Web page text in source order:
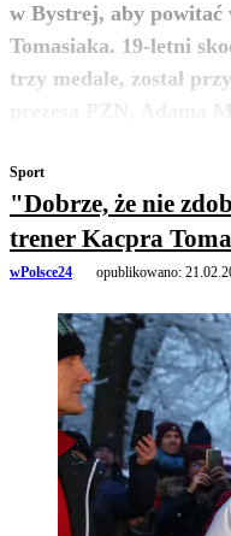
w Bystrej, aby powitać
Tomasiaka. 19-letni
trzy medale, został
Sport
"Dobrze, że nie
trener Kacpra
wPolsce24 opublikowano: